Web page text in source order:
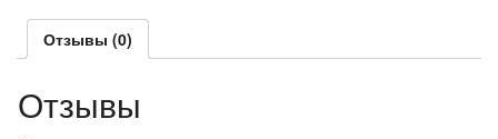
ручкой,
номер
Отзывы (0)
Отзывы